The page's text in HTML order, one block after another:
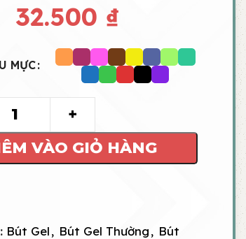
32.500 ₫
MỰC
VÀO GIỎ HÀNG
Bút Gel, Bút Gel Thường, Bút